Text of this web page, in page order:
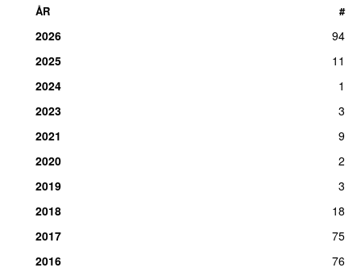
ÅR #
2026
94
2025
11
2024
1
2023
3
2021
9
2020
2
2019
3
2018
18
2017
75
2016
76